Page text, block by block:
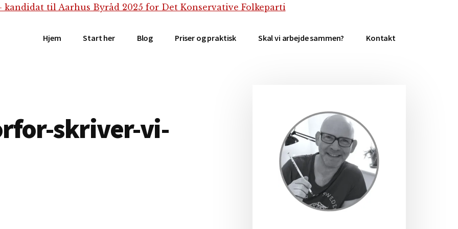
Hjem Start her Blog Priser og praktisk Skal vi arbejde sammen? Kontakt
skriver-vi-
Primær
Sidebar